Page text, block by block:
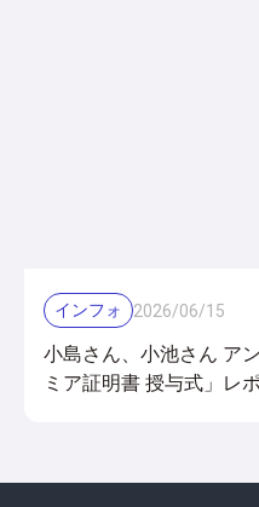
インフォ 2026/06/15
小島さん、小池さん ア
ミア証明書 授与式」レ